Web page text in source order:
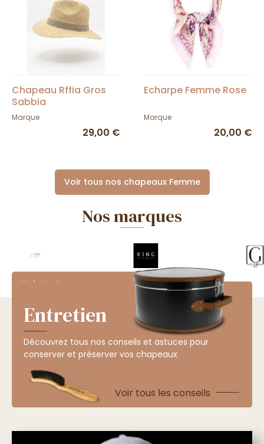
Chapeau Rffia Gros
Sabbia
Marque
29,00 €
Echarpe Femme Rose
Marque
20,00 €
Voir tous nos chapeaux Femme
Nos marques
Voir toutes nos marques de chapeaux
Entretien
Découvrez tous nos conseils et astuces pour
conserver et préserver vos chapeaux
Voir tous les conseils